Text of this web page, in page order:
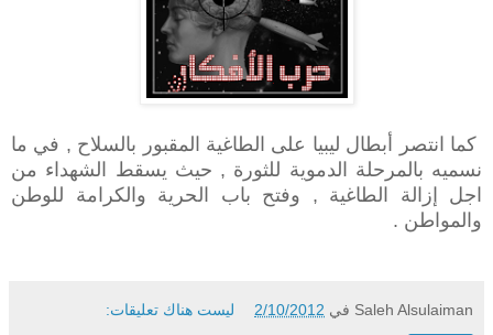
كما انتصر أبطال ليبيا على الطاغية المقبور بالسلاح , في ما
نسميه بالمرحلة الدموية للثورة , حيث يسقط الشهداء من
اجل إزالة الطاغية , وفتح باب الحرية والكرامة للوطن
والمواطن .
Saleh Alsulaiman في 2/10/2012 ليست هناك تعليقات: